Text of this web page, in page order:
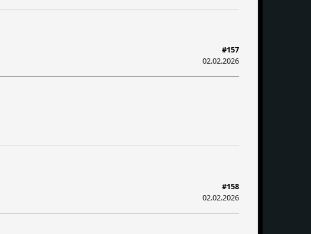
#157
02.02.2026
#158
02.02.2026